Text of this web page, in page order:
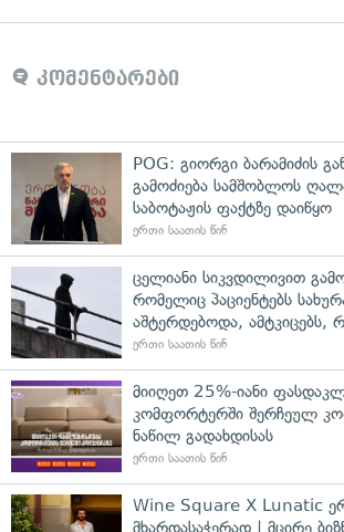
კომენტარები
POG: გიორგი ბარამიძის
გამოძიება სამშობლოს
საბოტაჟის ფაქტზე დაიწყო
ერთი საათის წინ
ცელიანი სიკვდილივით
რომელიც პაციენტებს
აშტერდებოდა, ამტკიცებს,
ერთი საათის წინ
მიიღეთ 25%-იანი
კომფორტერში შერჩეულ
ნაწილ გადახდისას
ერთი საათის წინ
Wine Square X Lunatic
მხარდასაჭერად | მცირე